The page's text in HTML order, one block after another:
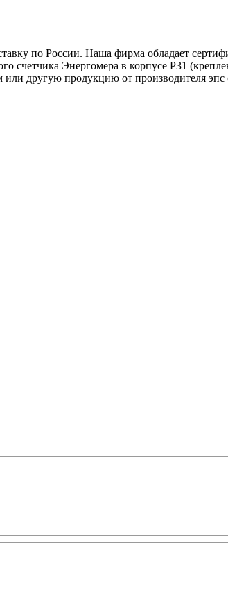
по России. Наша фирма обладает
счетчика Энергомера в корпусе Р31
другую продукцию от производителя эпс